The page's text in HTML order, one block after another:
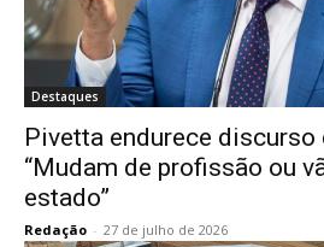
Destaques
Pivetta endurece
“Mudam de profissão ou
estado”
Redação - 27 de julho de 2026